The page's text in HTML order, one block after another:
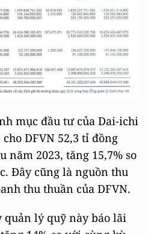
mục đầu tư của Dai-ichi
DFVN 52,3 tỉ đồng
năm 2023, tăng 15,7% so
Đây cũng là nguồn thu
thu thuần của DFVN.
lý quỹ này báo lãi